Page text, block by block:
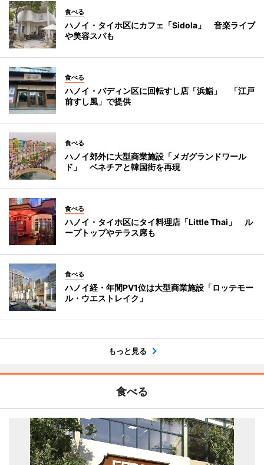
食べる
ハノイ・タイホ区にカフェ「Sidola」 音楽ライブ
や美容スパも
食べる
ハノイ・バディン区に回転すし店「浜鮨」 「江戸
前すし風」で提供
食べる
ハノイ郊外に大型商業施設「メガグランドワール
ド」 ベネチアと韓国街を再現
食べる
ハノイ・タイホ区にタイ料理店「Little Thai」 ル
ープトップやテラス席も
食べる
ハノイ経・年間PV1位は大型商業施設「ロッテモー
ル・ウエストレイク」
もっと見る
食べる